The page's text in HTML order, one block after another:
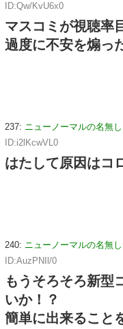
ID:Qw/KvU6x0
マスコミが視聴率
過度に不安を煽っ
237: ニューノーマルの名無
ID:i2lKcwVL0
はたして原因はコ
240: ニューノーマルの名無
ID:AuzPNIl/0
もうそろそろ新型
いか！？
簡単に出来ること